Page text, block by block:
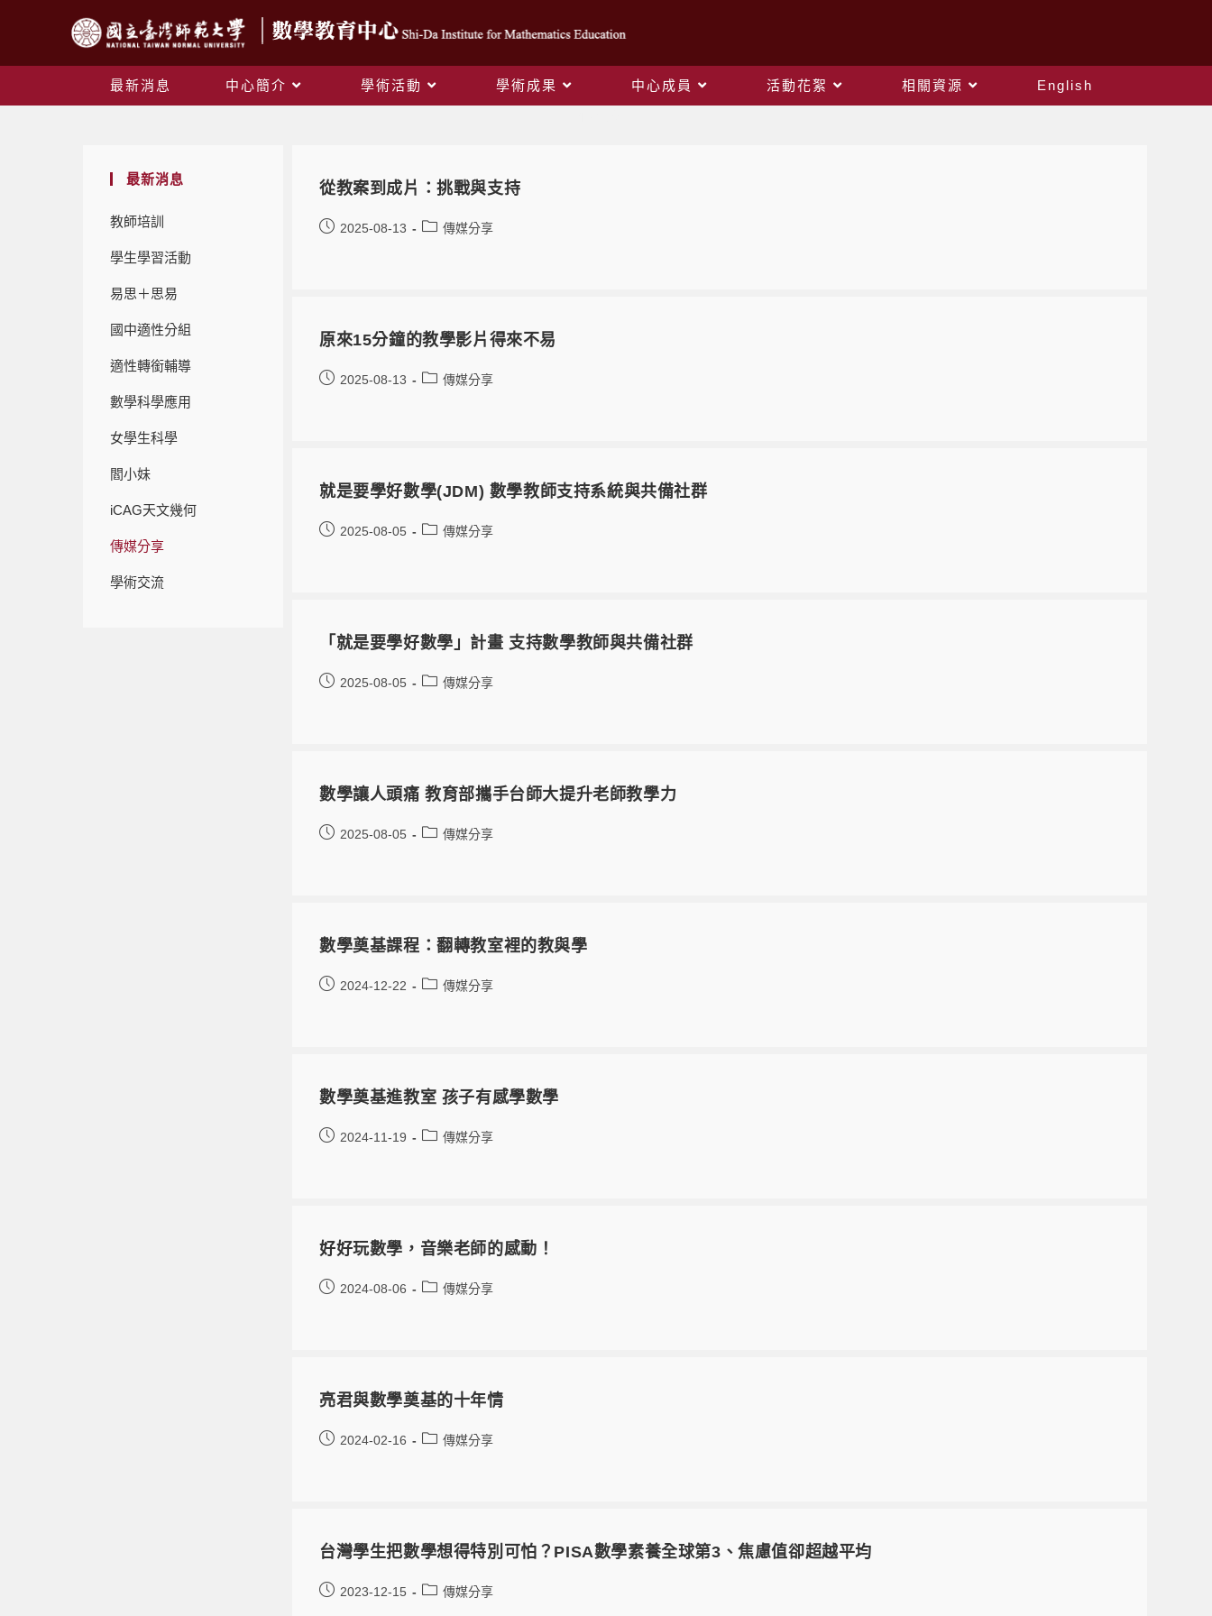
最新消息 中心簡介 學術活動 學術成果 中心成員 活動花絮 相關資源
English
最新消息
教師培訓
學生學習活動
易思＋思易
國中適性分組
適性轉銜輔導
數學科學應用
女學生科學
閻小妹
iCAG天文幾何
傳媒分享
學術交流
從教案到成片：挑戰與支持
2025-08-13 傳媒分享
原來15分鐘的教學影片得來不易
2025-08-13 傳媒分享
就是要學好數學(JDM) 數學教師支持系統與共備社群
2025-08-05 傳媒分享
「就是要學好數學」計畫 支持數學教師與共備社群
2025-08-05 傳媒分享
數學讓人頭痛 教育部攜手台師大提升老師教學力
2025-08-05 傳媒分享
數學奠基課程：翻轉教室裡的教與學
2024-12-22 傳媒分享
數學奠基進教室 孩子有感學數學
2024-11-19 傳媒分享
好好玩數學，音樂老師的感動！
2024-08-06 傳媒分享
亮君與數學奠基的十年情
2024-02-16 傳媒分享
台灣學生把數學想得特別可怕？PISA數學素養全球第3、焦慮值卻超越平均
2023-12-15 傳媒分享